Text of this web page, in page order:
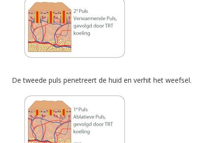
De tweede puls penetreert de huid en verhit het weefsel.